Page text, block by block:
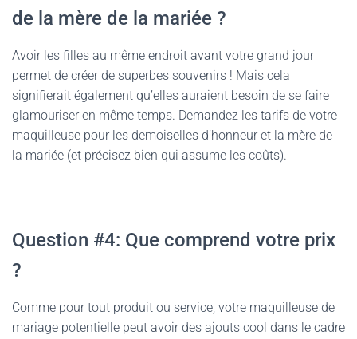
de la mère de la mariée ?
Avoir les filles au même endroit avant votre grand jour
permet de créer de superbes souvenirs ! Mais cela
signifierait également qu’elles auraient besoin de se faire
glamouriser en même temps. Demandez les tarifs de votre
maquilleuse pour les demoiselles d’honneur et la mère de
la mariée (et précisez bien qui assume les coûts).
Question #4: Que comprend votre prix
?
Comme pour tout produit ou service, votre maquilleuse de
mariage potentielle peut avoir des ajouts cool dans le cadre